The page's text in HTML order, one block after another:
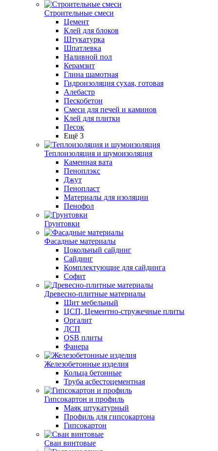
Строительные смеси
Цемент
Клей для блоков
Штукатурка
Шпатлевка
Наливной пол
Керамзит
Глина шамотная
Гидроизоляция сухая, готовая
Алебастр
Пескобетон
Смеси для печей и каминов
Клей для плитки
Песок
Ещё 3
Теплоизоляция и шумоизоляция
Каменная вата
Пеноплэкс
Джут
Пенопласт
Материалы для изоляции
Пенофол
Грунтовки
Фасадные материалы
Цокольный сайдинг
Сайдинг
Комплектующие для сайдинга
Софит
Древесно-плитные материалы
Щит мебельный
ЦСП, Цементно-стружечные плиты
Оргалит
ДСП
OSB плиты
Фанера
Железобетонные изделия
Кольца бетонные
Труба асбестоцементная
Гипсокартон и профиль
Маяк штукатурный
Профиль для гипсокартона
Гипсокартон
Сваи винтовые